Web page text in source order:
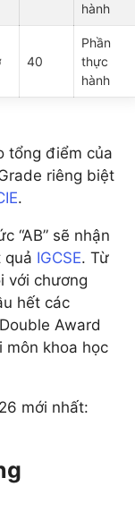
hành
40
Phần
thực
hành
tổng điểm của
riêng biệt
.
“AB” sẽ nhận
quả IGCSE. Từ
với chương
hết các
Award
môn khoa học
mới nhất: